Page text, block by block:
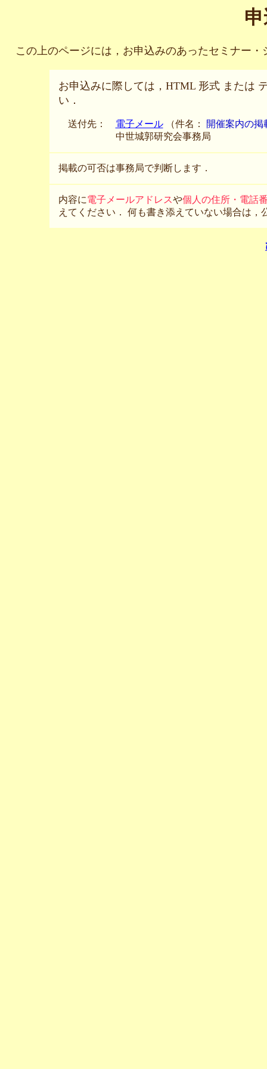
この上のページには，お申込みのあったセミナー・
お申込みに際しては，HTML 形式 または
い．
送付先： 電子メール（件名：
開催案内の掲
中世城郭研究会事務局
掲載の可否は事務局で判断します．
内容に電子メールアドレスや個人の住所・電話
えてください． 何も書き添えていない場合は，